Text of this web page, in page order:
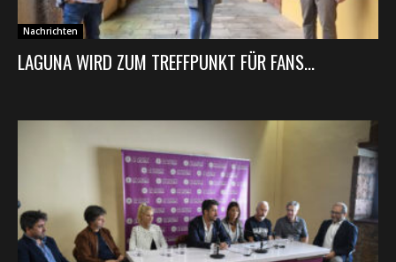
Nachrichten
LAGUNA WIRD ZUM TREFFPUNKT FÜR FANS...